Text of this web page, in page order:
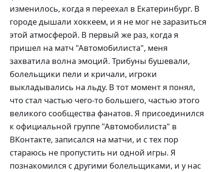
изменилось, когда я переехал в Екатеринбург. В
городе дышали хоккеем, и я не мог не заразиться
этой атмосферой. В первый же раз, когда я
пришел на матч "Автомобилиста", меня
захватила волна эмоций. Трибуны бушевали,
болельщики пели и кричали, игроки
выкладывались на льду. В тот момент я понял,
что стал частью чего-то большего, частью этого
великого сообщества фанатов. Я присоединился
к официальной группе "Автомобилиста" в
ВКонтакте, записался на матчи, и с тех пор
стараюсь не пропустить ни одной игры. Я
познакомился с другими болельщиками, и у нас